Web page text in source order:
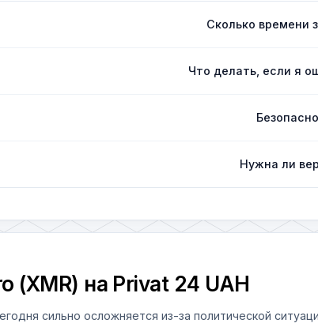
Сколько времени
Что делать, если я
Нужна ли
(XMR) на Privat 24 UAH
сильно осложняется из-за политической